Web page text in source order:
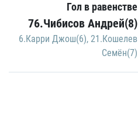
Гол в равенстве
76.Чибисов Андрей(8)
6.Карри Джош(6), 21.Кошелев
Семён(7)